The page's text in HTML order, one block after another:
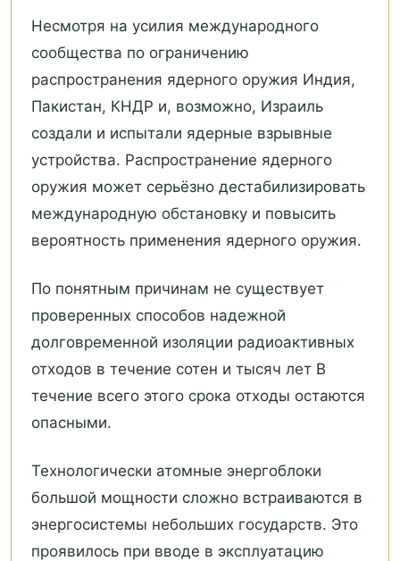
Несмотря на усилия международного
сообщества по ограничению
распространения ядерного оружия Индия,
Пакистан, КНДР и, возможно, Израиль
создали и испытали ядерные взрывные
устройства. Распространение ядерного
оружия может серьёзно дестабилизировать
международную обстановку и повысить
вероятность применения ядерного оружия.
По понятным причинам не существует
проверенных способов надежной
долговременной изоляции радиоактивных
отходов в течение сотен и тысяч лет В
течение всего этого срока отходы остаются
опасными.
Технологически атомные энергоблоки
большой мощности сложно встраиваются в
энергосистемы небольших государств. Это
проявилось при вводе в эксплуатацию